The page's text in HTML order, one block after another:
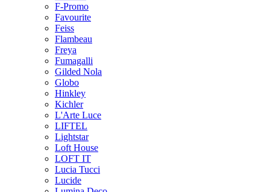
F-Promo
Favourite
Feiss
Flambeau
Freya
Fumagalli
Gilded Nola
Globo
Hinkley
Kichler
L'Arte Luce
LIFTEL
Lightstar
Loft House
LOFT IT
Lucia Tucci
Lucide